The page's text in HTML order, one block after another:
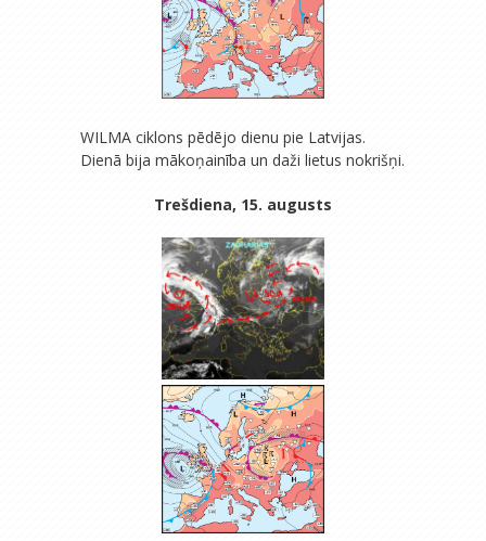
WILMA ciklons pēdējo dienu pie Latvijas.
Dienā bija mākoņainība un daži lietus nokrišņi.
Trešdiena, 15. augusts